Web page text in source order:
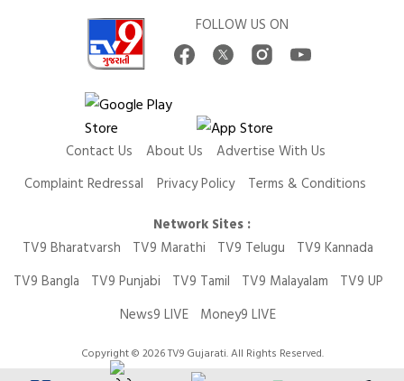
FOLLOW US ON
Contact Us About Us
Advertise With Us
Complaint Redressal
Privacy Policy
Terms & Conditions
Network Sites :
TV9 Bharatvarsh
TV9 Marathi TV9 Telugu
TV9 Kannada
TV9 Bangla
TV9 Punjabi TV9 Tamil TV9 Malayalam
TV9 UP
News9 LIVE
Money9 LIVE
Copyright © 2026 TV9 Gujarati. All Rights Reserved.